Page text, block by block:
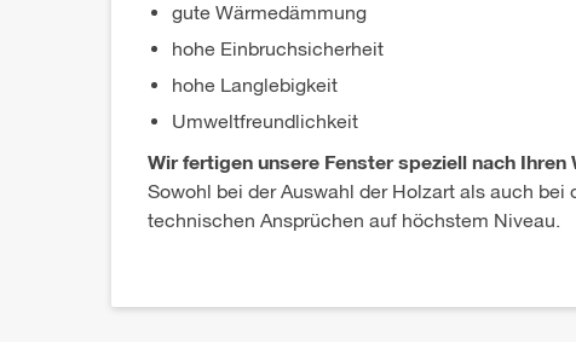
gute Wärmedämmung
hohe Einbruchsicherheit
hohe Langlebigkeit
Umweltfreundlichkeit
Wir fertigen unsere Fenster speziell nach Ihren
Sowohl bei der Auswahl der Holzart als auch
technischen Ansprüchen auf höchstem Niveau.